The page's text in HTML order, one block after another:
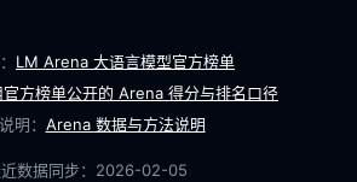
LM Arena 大语言模型官方榜单
官方榜单公开的 Arena 得分与排名口径
明： Arena 数据与方法说明
数据同步： 2026-02-05